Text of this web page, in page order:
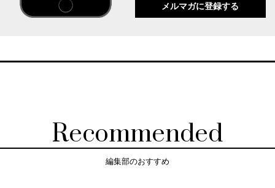
メルマガに登録する
Recommended
編集部のおすすめ